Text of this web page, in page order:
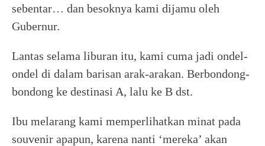
sebentar… dan besoknya kami dijamu oleh
Gubernur.
Lantas selama liburan itu, kami cuma jadi ondel-
ondel di dalam barisan arak-arakan. Berbondong-
bondong ke destinasi A, lalu ke B dst.
Ibu melarang kami memperlihatkan minat pada
souvenir apapun, karena nanti ‘mereka’ akan